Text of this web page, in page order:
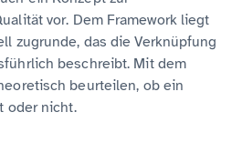
vor. Dem Framework liegt
zugrunde, das die Verknüpfung
beschreibt. Mit dem
beurteilen, ob ein
oder nicht.